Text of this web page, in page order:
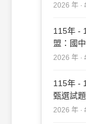
2026 年 ·
115年 -
盟：國
2026 年 ·
115年 -
甄選試
2026 年 ·